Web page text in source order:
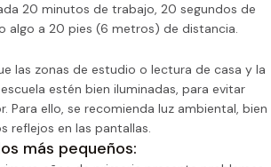
20 minutos de trabajo, 20 segundos de
algo a 20 pies (6 metros) de distancia.
las zonas de estudio o lectura de casa y la
estén bien iluminadas, para evitar
Para ello, se recomienda luz ambiental, bien
reflejos en las pantallas.
más pequeños: